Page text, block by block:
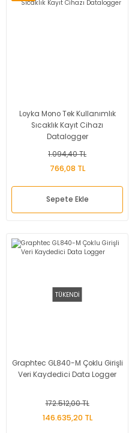
Loyka Mono Tek Kullanımlık
Sıcaklık Kayıt Cihazı
Datalogger
1.094,40 TL
766,08 TL
Sepete Ekle
TÜKENDİ
Graphtec GL840-M Çoklu Girişli
Veri Kaydedici Data Logger
172.512,00 TL
146.635,20 TL